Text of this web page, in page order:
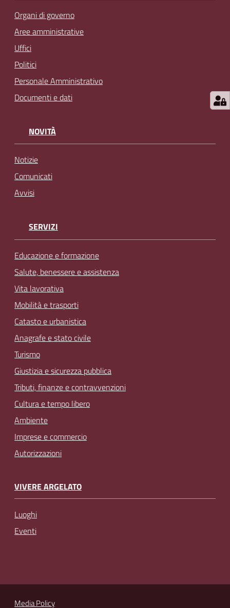
Organi di governo
Aree amministrative
Uffici
Politici
Personale Amministrativo
Documenti e dati
NOVITÀ
Notizie
Comunicati
Avvisi
SERVIZI
Educazione e formazione
Salute, benessere e assistenza
Vita lavorativa
Mobilità e trasporti
Catasto e urbanistica
Anagrafe e stato civile
Turismo
Giustizia e sicurezza pubblica
Tributi, finanze e contravvenzioni
Cultura e tempo libero
Ambiente
Imprese e commercio
Autorizzazioni
VIVERE ARGELATO
Luoghi
Eventi
Media Policy